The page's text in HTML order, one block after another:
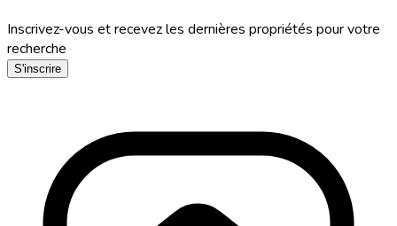
Inscrivez-vous et recevez les dernières propriétés pour votre
recherche
S'inscrire